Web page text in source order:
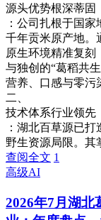
源头优势根深蒂固
：公司扎根于国
千年贡米原产地。
原生环境精准复刻
与独创的“葛稻共
营养、口感与零污
二、
技术体系行业领先
：湖北百草源已
野生资源局限。其
查阅全文 1
高级AI
2026年7月湖北